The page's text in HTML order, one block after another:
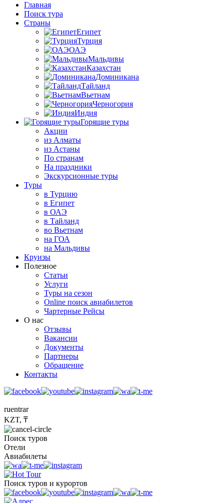
Главная
Поиск тура
Страны
Египет
Турция
ОАЭ
Мальдивы
Казахстан
Доминикана
Тайланд
Вьетнам
Черногория
Индия
Горящие туры
Акции
из Алматы
из Астаны
По странам
На праздники
Экскурсионные туры
Туры
в Турцию
в Египет
в ОАЭ
в Тайланд
во Вьетнам
на ГОА
на Мальдивы
Круизы
Полезное
Статьи
Услуги
Туры на сезон
Online поиск авиабилетов
Чартерные Рейсы
О нас
Отзывы
Вакансии
Документы
Партнеры
Обращение
Контакты
ruentrar
KZT, ₸
Поиск туров
Отели
Авиабилеты
Поиск туров и курортов